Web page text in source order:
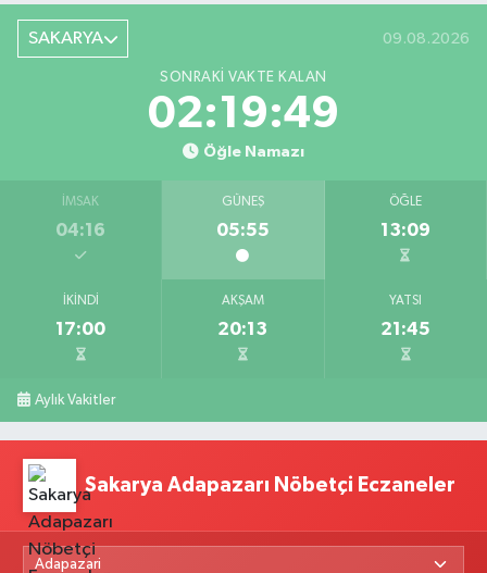
SAKARYA 09.08.2026
SONRAKI VAKTE KALAN
02:19:48
Öğle Namazı
İMSAK
04:16
GÜNEŞ
05:55
ÖĞLE
13:09
İKINDI
17:00
AKŞAM
20:13
YATSI
21:45
Aylık Vakitler
Sakarya Adapazarı Nöbetçi Eczaneler